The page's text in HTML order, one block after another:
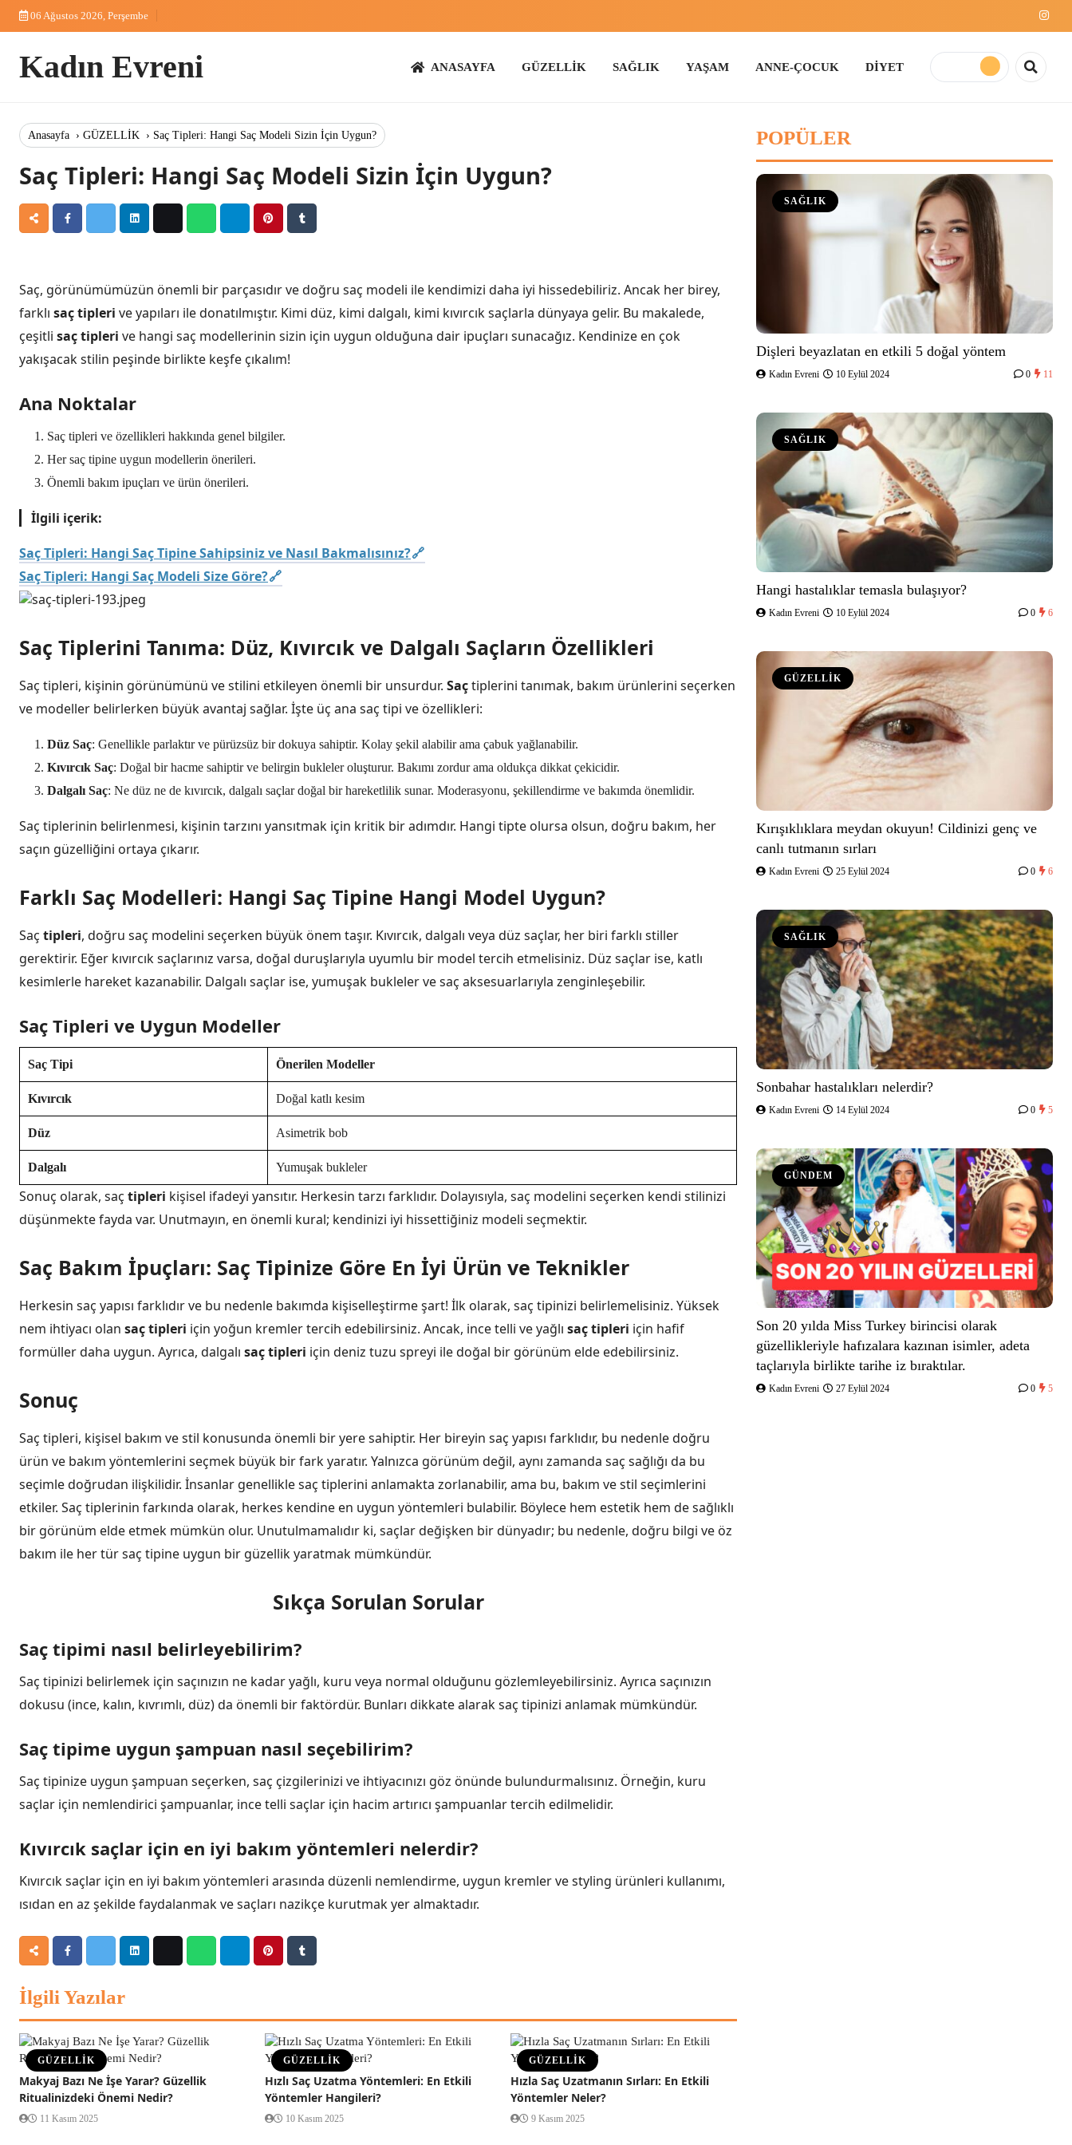
Skip
06 Ağustos 2026, Perşembe
Kadın Evreni ANASAYFA GÜZELLİK SAĞLIK YAŞAM ANNE-ÇOCUK DİYET
Anasayfa › GÜZELLİK › Saç Tipleri: Hangi Saç Modeli Sizin İçin Uygun?
Saç Tipleri: Hangi Saç Modeli Sizin İçin Uygun?
Saç, görünümümüzün önemli bir parçasıdır ve doğru saç modeli ile kendimizi daha iyi hissedebiliriz. Ancak her birey,
farklı saç tipleri ve yapıları ile donatılmıştır. Kimi düz, kimi dalgalı, kimi kıvırcık saçlarla dünyaya gelir. Bu makalede,
çeşitli saç tipleri ve hangi saç modellerinin sizin için uygun olduğuna dair ipuçları sunacağız. Kendinize en çok
yakışacak stilin peşinde birlikte keşfe çıkalım!
Ana Noktalar
Saç tipleri ve özellikleri hakkında genel bilgiler.
Her saç tipine uygun modellerin önerileri.
Önemli bakım ipuçları ve ürün önerileri.
İlgili içerik:
Saç Tipleri: Hangi Saç Tipine Sahipsiniz ve Nasıl Bakmalısınız?
Saç Tipleri: Hangi Saç Modeli Size Göre?
Saç Tiplerini Tanıma: Düz, Kıvırcık ve Dalgalı Saçların Özellikleri
Saç tipleri, kişinin görünümünü ve stilini etkileyen önemli bir unsurdur. Saçtiplerini tanımak, bakım ürünlerini seçerken
ve modeller belirlerken büyük avantaj sağlar. İşte üç ana saç tipi ve özellikleri:
Düz Saç: Genellikle parlaktır ve pürüzsüz bir dokuya sahiptir. Kolay şekil alabilir ama çabuk yağlanabilir.
Kıvırcık Saç: Doğal bir hacme sahiptir ve belirgin bukleler oluşturur. Bakımı zordur ama oldukça dikkat çekicidir.
Dalgalı Saç: Ne düz ne de kıvırcık, dalgalı saçlar doğal bir hareketlilik sunar. Moderasyonu, şekillendirme ve bakımda önemlidir.
Saç tiplerinin belirlenmesi, kişinin tarzını yansıtmak için kritik bir adımdır. Hangi tipte olursa olsun, doğru bakım, her
saçın güzelliğini ortaya çıkarır.
Farklı Saç Modelleri: Hangi Saç Tipine Hangi Model Uygun?
Saç tipleri, doğru saç modelini seçerken büyük önem taşır. Kıvırcık, dalgalı veya düz saçlar, her biri farklı stiller
gerektirir. Eğer kıvırcık saçlarınız varsa, doğal duruşlarıyla uyumlu bir model tercih etmelisiniz. Düz saçlar ise, katlı
kesimlerle hareket kazanabilir. Dalgalı saçlar ise, yumuşak bukleler ve saç aksesuarlarıyla zenginleşebilir.
Saç Tipleri ve Uygun Modeller
Saç Tipi Önerilen Modeller
Kıvırcık Doğal katlı kesim
Düz Asimetrik bob
Dalgalı Yumuşak bukleler
Sonuç olarak, saç tipleri kişisel ifadeyi yansıtır. Herkesin tarzı farklıdır. Dolayısıyla, saç modelini seçerken kendi stilinizi
düşünmekte fayda var. Unutmayın, en önemli kural; kendinizi iyi hissettiğiniz modeli seçmektir.
Saç Bakım İpuçları: Saç Tipinize Göre En İyi Ürün ve Teknikler
Herkesin saç yapısı farklıdır ve bu nedenle bakımda kişiselleştirme şart! İlk olarak, saç tipinizi belirlemelisiniz. Yüksek
nem ihtiyacı olan saç tipleri için yoğun kremler tercih edebilirsiniz. Ancak, ince telli ve yağlı saç tipleri için hafif
formüller daha uygun. Ayrıca, dalgalı saç tipleri için deniz tuzu spreyi ile doğal bir görünüm elde edebilirsiniz.
Sonuç
Saç tipleri, kişisel bakım ve stil konusunda önemli bir yere sahiptir. Her bireyin saç yapısı farklıdır, bu nedenle doğru
ürün ve bakım yöntemlerini seçmek büyük bir fark yaratır. Yalnızca görünüm değil, aynı zamanda saç sağlığı da bu
seçimle doğrudan ilişkilidir. İnsanlar genellikle saç tiplerini anlamakta zorlanabilir, ama bu, bakım ve stil seçimlerini
etkiler. Saç tiplerinin farkında olarak, herkes kendine en uygun yöntemleri bulabilir. Böylece hem estetik hem de sağlıklı
bir görünüm elde etmek mümkün olur. Unutulmamalıdır ki, saçlar değişken bir dünyadır; bu nedenle, doğru bilgi ve öz
bakım ile her tür saç tipine uygun bir güzellik yaratmak mümkündür.
Sıkça Sorulan Sorular
Saç tipimi nasıl belirleyebilirim?
Saç tipinizi belirlemek için saçınızın ne kadar yağlı, kuru veya normal olduğunu gözlemleyebilirsiniz. Ayrıca saçınızın
dokusu (ince, kalın, kıvrımlı, düz) da önemli bir faktördür. Bunları dikkate alarak saç tipinizi anlamak mümkündür.
Saç tipime uygun şampuan nasıl seçebilirim?
Saç tipinize uygun şampuan seçerken, saç çizgilerinizi ve ihtiyacınızı göz önünde bulundurmalısınız. Örneğin, kuru
saçlar için nemlendirici şampuanlar, ince telli saçlar için hacim artırıcı şampuanlar tercih edilmelidir.
Kıvırcık saçlar için en iyi bakım yöntemleri nelerdir?
Kıvırcık saçlar için en iyi bakım yöntemleri arasında düzenli nemlendirme, uygun kremler ve styling ürünleri kullanımı,
ısıdan en az şekilde faydalanmak ve saçları nazikçe kurutmak yer almaktadır.
İlgili Yazılar
GÜZELLİK
Makyaj Bazı Ne İşe Yarar? Güzellik
Ritualinizdeki Önemi Nedir?
11 Kasım 2025
GÜZELLİK
Hızlı Saç Uzatma Yöntemleri: En Etkili
Yöntemler Hangileri?
10 Kasım 2025
GÜZELLİK
Hızla Saç Uzatmanın Sırları: En Etkili
Yöntemler Neler?
9 Kasım 2025
POPÜLER
SAĞLIK
Dişleri beyazlatan en etkili 5 doğal yöntem
Kadın Evreni 10 Eylül 2024 0 11
SAĞLIK
Hangi hastalıklar temasla bulaşıyor?
Kadın Evreni 10 Eylül 2024 0 6
GÜZELLİK
Kırışıklıklara meydan okuyun! Cildinizi genç ve
canlı tutmanın sırları
Kadın Evreni 25 Eylül 2024 0 6
SAĞLIK
Sonbahar hastalıkları nelerdir?
Kadın Evreni 14 Eylül 2024 0 5
GÜNDEM
Son 20 yılda Miss Turkey birincisi olarak
güzellikleriyle hafızalara kazınan isimler, adeta
taçlarıyla birlikte tarihe iz bıraktılar.
Kadın Evreni 27 Eylül 2024 0 5